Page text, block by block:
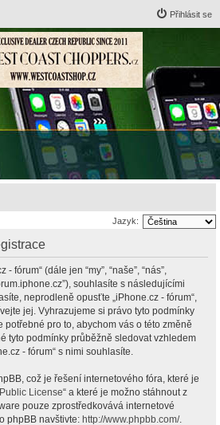
Přihlásit se
Jazyk:
fórum“ (dále jen “my”, “naše”, “nás”,
souhlasíte s následujícími
neprodleně opusťte „iPhone.cz - fórum“,
jej. Vyhrazujeme si právo tyto podmínky
potřebné pro to, abychom vás o této změně
tyto podmínky průběžně sledovat vzhledem
- fórum“ s nimi souhlasíte.
což je řešení internetového fóra, které je
License“ a které je možno stáhnout z
pouze zprostředkovává internetové
phpBB navštivte: http://www.phpbb.com/.